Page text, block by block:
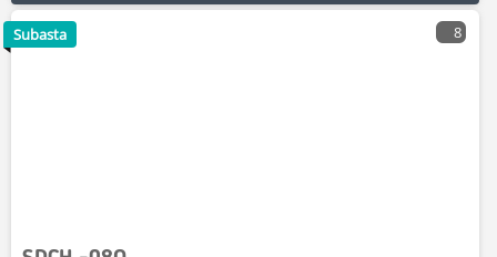
8
Subasta